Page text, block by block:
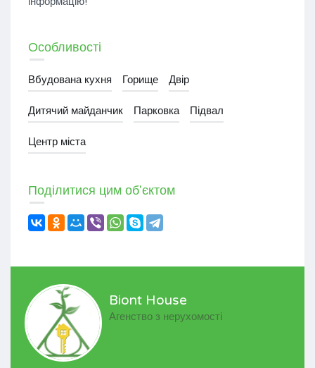
Особливості
Вбудована кухня Горище Двір
Дитячий майданчик Парковка Підвал
Центр міста
Поділитися цим об'єктом
Biont House
Агенство з нерухомості